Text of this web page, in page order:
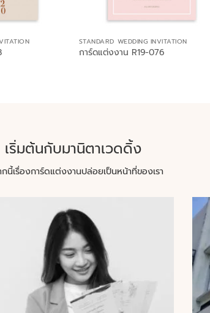
STANDARD WEDDING INVITATION
การ์ดแต่งงาน R19-076
เริ่มต้นกับมานิตาเวดดิ้ง
นี้เรื่องการ์ดแต่งงานปล่อยเป็นหน้าที่ของเรา